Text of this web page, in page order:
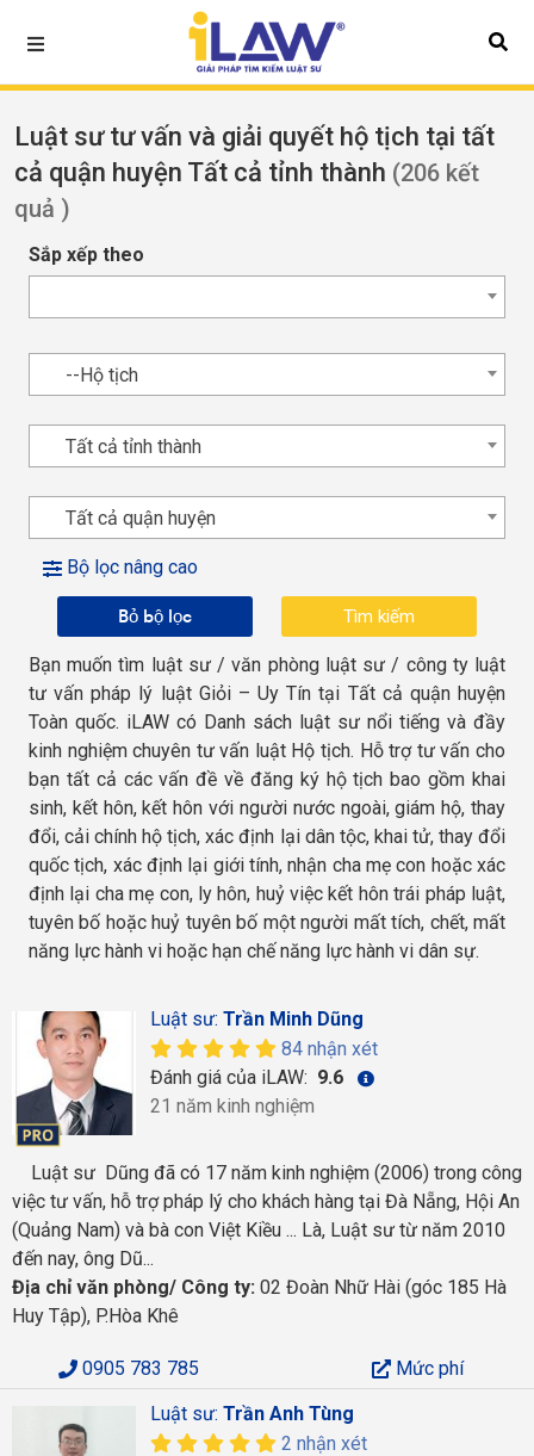
Luật sư tư vấn và giải quyết hộ tịch tại tất
cả quận huyện Tất cả tỉnh thành (206 kết
quả )
Sắp xếp theo
--Hộ tịch
Tất cả tỉnh thành
Tất cả quận huyện
Bộ lọc nâng cao
Bỏ bộ lọc
Bạn muốn tìm luật sư / văn phòng luật sư / công ty luật
tư vấn pháp lý luật Giỏi – Uy Tín tại Tất cả quận huyện
Toàn quốc. iLAW có Danh sách luật sư nổi tiếng và đầy
kinh nghiệm chuyên tư vấn luật Hộ tịch. Hỗ trợ tư vấn cho
bạn tất cả các vấn đề về đăng ký hộ tịch bao gồm khai
sinh, kết hôn, kết hôn với người nước ngoài, giám hộ, thay
đổi, cải chính hộ tịch, xác định lại dân tộc, khai tử, thay đổi
quốc tịch, xác định lại giới tính, nhận cha mẹ con hoặc xác
định lại cha mẹ con, ly hôn, huỷ việc kết hôn trái pháp luật,
tuyên bố hoặc huỷ tuyên bố một người mất tích, chết, mất
năng lực hành vi hoặc hạn chế năng lực hành vi dân sự.
Luật sư: Trần Minh Dũng
84 nhận xét
Đánh giá của iLAW: 9.6
21 năm kinh nghiệm
Luật sư Dũng đã có 17 năm kinh nghiệm (2006) trong công
việc tư vấn, hỗ trợ pháp lý cho khách hàng tại Đà Nẵng, Hội An
(Quảng Nam) và bà con Việt Kiều ... Là, Luật sư từ năm 2010
đến nay, ông Dũ...
Địa chỉ văn phòng/ Công ty: 02 Đoàn Nhữ Hài (góc 185 Hà
Huy Tập), P.Hòa Khê
0905 783 785
Mức phí
Luật sư: Trần Anh Tùng
2 nhận xét